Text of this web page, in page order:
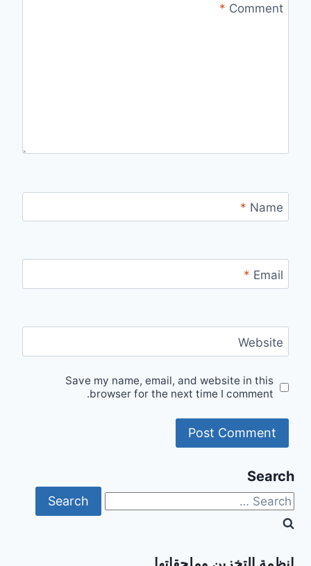
Comment
*
Name
*
Email
*
Website
Save my name, email, and website in this
browser for the next time I comment.
Search
Search
for: